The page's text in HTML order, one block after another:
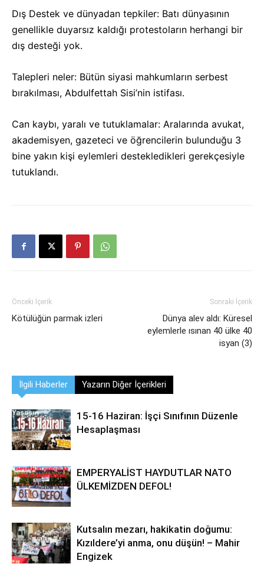
Dış Destek ve dünyadan tepkiler: Batı dünyasının
genellikle duyarsız kaldığı protestoların herhangi bir
dış desteği yok.
Talepleri neler: Bütün siyasi mahkumların serbest
bırakılması, Abdulfettah Sisi’nin istifası.
Can kaybı, yaralı ve tutuklamalar: Aralarında avukat,
akademisyen, gazeteci ve öğrencilerin bulunduğu 3
bine yakın kişi eylemleri destekledikleri gerekçesiyle
tutuklandı.
Önceki İçerik
Kötülüğün parmak izleri
Sonraki İçerik
Dünya alev aldı: Küresel
eylemlerle ısınan 40 ülke 40
isyan (3)
İlgili Haberler Yazarın Diğer İçerikleri
15-16 Haziran: İşçi Sınıfının Düzenle
Hesaplaşması
EMPERYALİST HAYDUTLAR NATO
ÜLKEMİZDEN DEFOL!
Kutsalın mezarı, hakikatin doğumu:
Kızıldere’yi anma, onu düşün! – Mahir
Engizek